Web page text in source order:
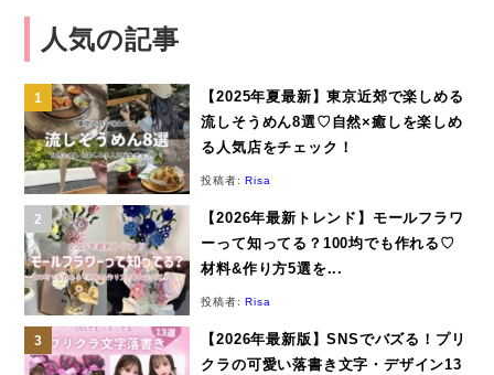
人気の記事
【2025年夏最新】東京近郊で楽しめる
流しそうめん8選♡自然×癒しを楽しめ
る人気店をチェック！
投稿者: Risa
【2026年最新トレンド】モールフラワ
ーって知ってる？100均でも作れる♡
材料&作り方5選を...
投稿者: Risa
【2026年最新版】SNSでバズる！プリ
クラの可愛い落書き文字・デザイン13